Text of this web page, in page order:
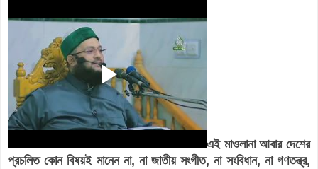
এই মাওলানা আবার দেশের
প্রচলিত কোন বিষয়ই মানেন না, না জাতীয় সংগীত, না সংবিধান, না গণতন্ত্র,